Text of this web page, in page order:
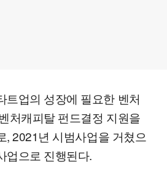
트업의 성장에 필요한 벤처
처캐피탈 펀드결정 지원을
, 2021년 시범사업을 거쳤으
업으로 진행된다.